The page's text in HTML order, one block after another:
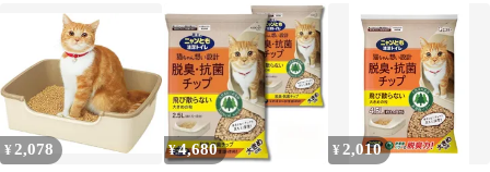
ニャンとも清潔トイレ
ペット 猫 ねこ 砂 木 シ
ステムトイレ 肉球 掃除
大容量
大きめの粒 4.5L システ
ムトイレ 猫用 消臭
ップ 大きめの粒 4.5L×4
個 システムトイレ 猫用
¥ 2,078 ¥4,680 ¥ 2,010